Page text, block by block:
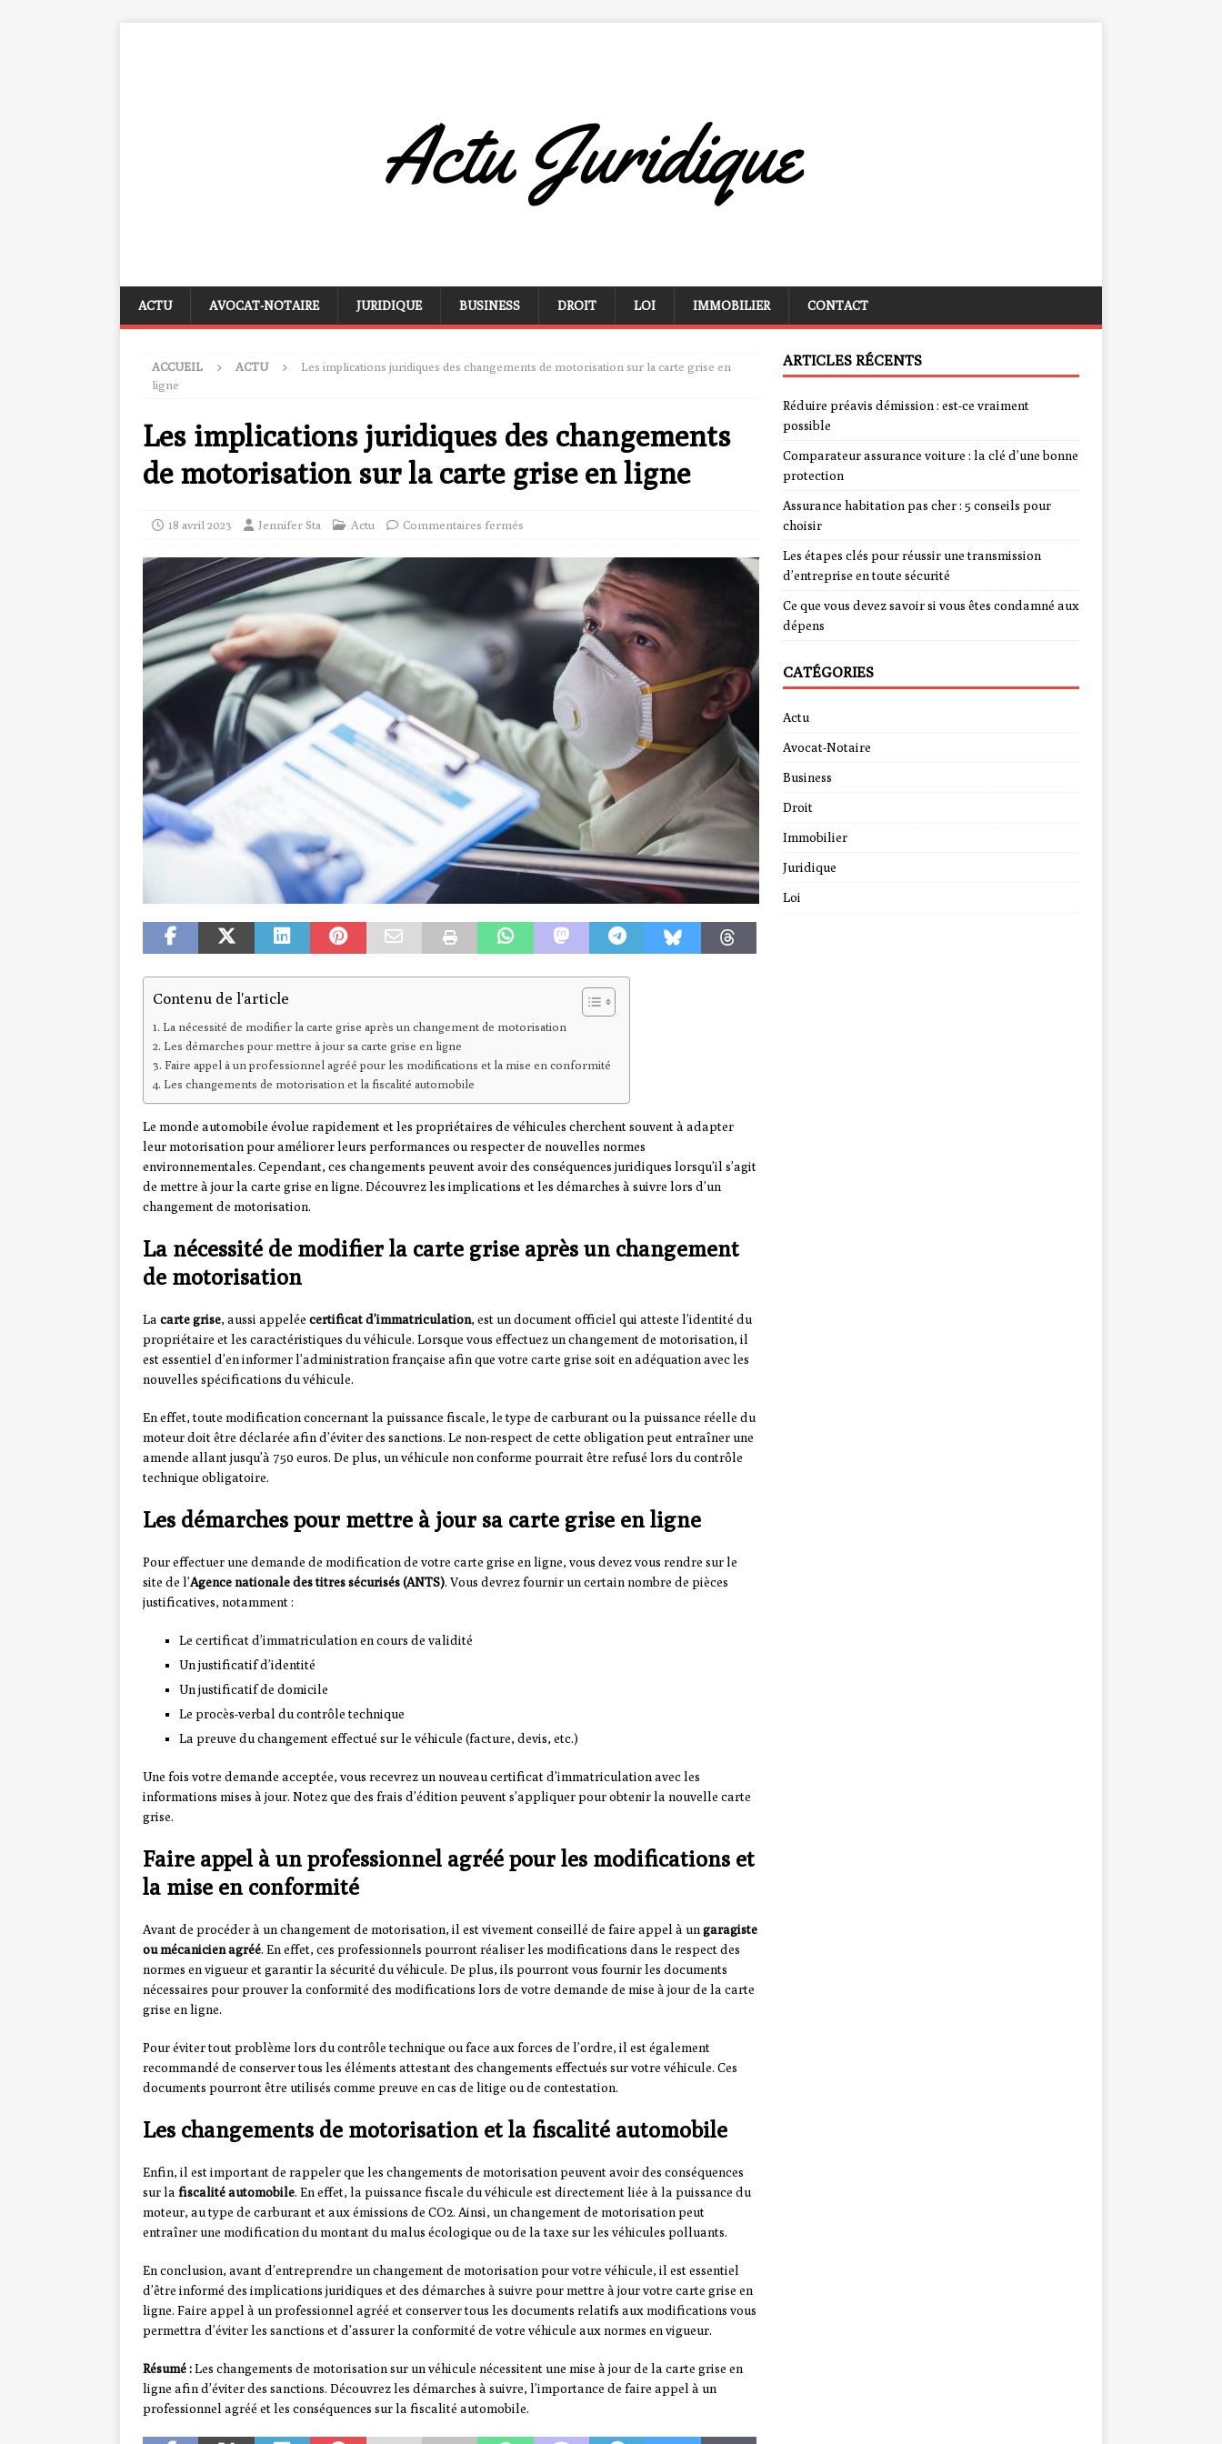
ACTU AVOCAT-NOTAIRE JURIDIQUE BUSINESS DROIT LOI IMMOBILIER CONTACT
ACCUEIL ACTU
Les implications juridiques des changements de motorisation sur la carte grise en
ligne
Les implications juridiques des changements
de motorisation sur la carte grise en ligne
18 avril 2023 Jennifer Sta Actu Commentaires fermés
Contenu de l'article
La nécessité de modifier la carte grise après un changement de motorisation
Les démarches pour mettre à jour sa carte grise en ligne
Faire appel à un professionnel agréé pour les modifications et la mise en conformité
Les changements de motorisation et la fiscalité automobile
Le monde automobile évolue rapidement et les propriétaires de véhicules cherchent souvent à adapter
leur motorisation pour améliorer leurs performances ou respecter de nouvelles normes
environnementales. Cependant, ces changements peuvent avoir des conséquences juridiques lorsqu’il s’agit
de mettre à jour la carte grise en ligne. Découvrez les implications et les démarches à suivre lors d’un
changement de motorisation.
La nécessité de modifier la carte grise après un changement
de motorisation
La carte grise, aussi appelée certificat d’immatriculation, est un document officiel qui atteste l’identité du
propriétaire et les caractéristiques du véhicule. Lorsque vous effectuez un changement de motorisation, il
est essentiel d’en informer l’administration française afin que votre carte grise soit en adéquation avec les
nouvelles spécifications du véhicule.
En effet, toute modification concernant la puissance fiscale, le type de carburant ou la puissance réelle du
moteur doit être déclarée afin d’éviter des sanctions. Le non-respect de cette obligation peut entraîner une
amende allant jusqu’à 750 euros. De plus, un véhicule non conforme pourrait être refusé lors du contrôle
technique obligatoire.
Les démarches pour mettre à jour sa carte grise en ligne
Pour effectuer une demande de modification de votre carte grise en ligne, vous devez vous rendre sur le
site de l’Agence nationale des titres sécurisés (ANTS). Vous devrez fournir un certain nombre de pièces
justificatives, notamment :
Le certificat d’immatriculation en cours de validité
Un justificatif d’identité
Un justificatif de domicile
Le procès-verbal du contrôle technique
La preuve du changement effectué sur le véhicule (facture, devis, etc.)
Une fois votre demande acceptée, vous recevrez un nouveau certificat d’immatriculation avec les
informations mises à jour. Notez que des frais d’édition peuvent s’appliquer pour obtenir la nouvelle carte
grise.
Faire appel à un professionnel agréé pour les modifications et
la mise en conformité
Avant de procéder à un changement de motorisation, il est vivement conseillé de faire appel à un garagiste
ou mécanicien agréé. En effet, ces professionnels pourront réaliser les modifications dans le respect des
normes en vigueur et garantir la sécurité du véhicule. De plus, ils pourront vous fournir les documents
nécessaires pour prouver la conformité des modifications lors de votre demande de mise à jour de la carte
grise en ligne.
Pour éviter tout problème lors du contrôle technique ou face aux forces de l’ordre, il est également
recommandé de conserver tous les éléments attestant des changements effectués sur votre véhicule. Ces
documents pourront être utilisés comme preuve en cas de litige ou de contestation.
Les changements de motorisation et la fiscalité automobile
Enfin, il est important de rappeler que les changements de motorisation peuvent avoir des conséquences
sur la fiscalité automobile. En effet, la puissance fiscale du véhicule est directement liée à la puissance du
moteur, au type de carburant et aux émissions de CO2. Ainsi, un changement de motorisation peut
entraîner une modification du montant du malus écologique ou de la taxe sur les véhicules polluants.
En conclusion, avant d’entreprendre un changement de motorisation pour votre véhicule, il est essentiel
d’être informé des implications juridiques et des démarches à suivre pour mettre à jour votre carte grise en
ligne. Faire appel à un professionnel agréé et conserver tous les documents relatifs aux modifications vous
permettra d’éviter les sanctions et d’assurer la conformité de votre véhicule aux normes en vigueur.
Résumé :Les changements de motorisation sur un véhicule nécessitent une mise à jour de la carte grise en
ligne afin d’éviter des sanctions. Découvrez les démarches à suivre, l’importance de faire appel à un
professionnel agréé et les conséquences sur la fiscalité automobile.
ARTICLES RÉCENTS
Réduire préavis démission : est-ce vraiment
possible
Comparateur assurance voiture : la clé d’une bonne
protection
Assurance habitation pas cher : 5 conseils pour
choisir
Les étapes clés pour réussir une transmission
d’entreprise en toute sécurité
Ce que vous devez savoir si vous êtes condamné aux
dépens
CATÉGORIES
Actu
Avocat-Notaire
Business
Droit
Immobilier
Juridique
Loi